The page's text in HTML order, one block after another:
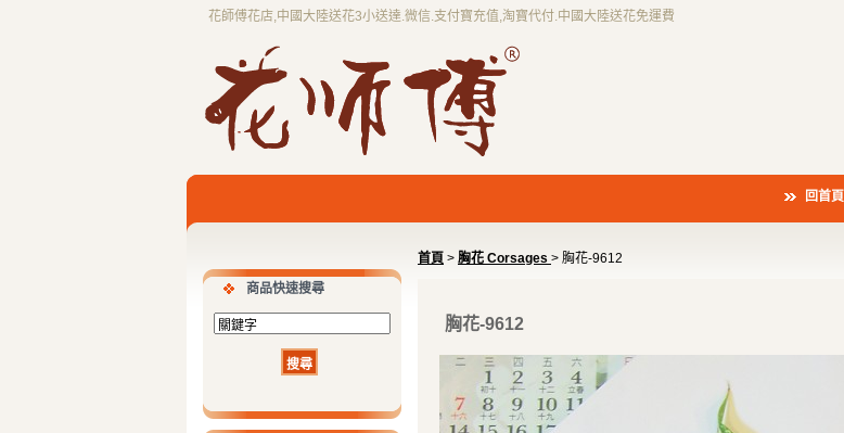
花師傅花店,中國大陸送花3小送達.微信.支付寶充值,淘寶代付.中國大陸送花免運費
回首頁
商品快速搜尋
首頁 > 胸花 Corsages > 胸花-9612
胸花-9612